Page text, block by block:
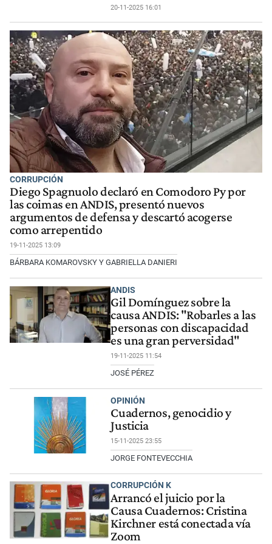
20-11-2025 16:01
CORRUPCIÓN
Diego Spagnuolo declaró en Comodoro Py por
las coimas en ANDIS, presentó nuevos
argumentos de defensa y descartó acogerse
como arrepentido
19-11-2025 13:09
BÁRBARA KOMAROVSKY Y GABRIELLA DANIERI
ANDIS
Gil Domínguez sobre la
causa ANDIS: "Robarles a las
personas con discapacidad
es una gran perversidad"
19-11-2025 11:54
JOSÉ PÉREZ
OPINIÓN
Cuadernos, genocidio y
Justicia
15-11-2025 23:55
JORGE FONTEVECCHIA
CORRUPCIÓN K
Arrancó el juicio por la
Causa Cuadernos: Cristina
Kirchner está conectada vía
Zoom